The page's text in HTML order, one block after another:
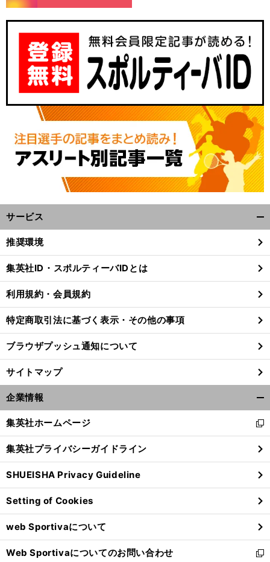
サービス
閉
る
推奨環境
集英社ID・スポルティーバIDとは
利用規約・会員規約
特定商取引法に基づく表示・その他の事項
ブラウザプッシュ通知について
サイトマップ
企業情報
閉
る
集英社ホームページ
新
し
い
ウ
ィ
ン
ド
ウ
で
開
く
集英社プライバシーガイドライン
SHUEISHA Privacy Guideline
Setting of Cookies
web Sportivaについて
Web Sportivaについてのお問い合わせ
新